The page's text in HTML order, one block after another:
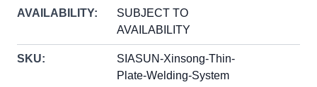
AVAILABILITY:
SUBJECT TO
AVAILABILITY
SKU:
SIASUN-Xinsong-Thin-
Plate-Welding-System